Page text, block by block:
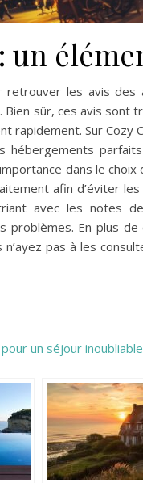
un
les avis
sûr, ces avis sont
rapidement. Sur Cozy
dans le choix
afin d’éviter
avec les notes
En plus
pas à les
un séjour inoubliable